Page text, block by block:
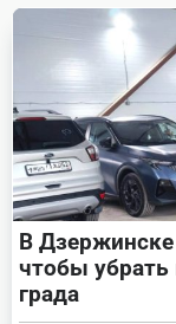
text">Page</
В Дзержинске
чтобы
града